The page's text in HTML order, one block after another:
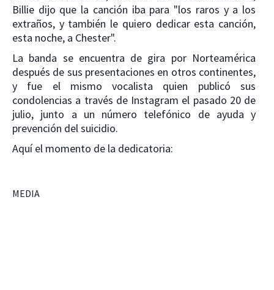
Billie dijo que la canción iba para "los raros y a los
extraños, y también le quiero dedicar esta canción,
esta noche, a Chester".
La banda se encuentra de gira por Norteamérica
después de sus presentaciones en otros continentes,
y fue el mismo vocalista quien publicó sus
condolencias a través de Instagram el pasado 20 de
julio, junto a un número telefónico de ayuda y
prevención del suicidio.
Aquí el momento de la dedicatoria:
MEDIA